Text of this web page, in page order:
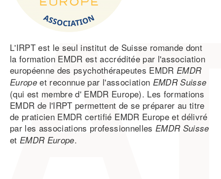
L'IRPT est le seul institut de Suisse romande dont
la formation EMDR est accréditée par l'association
européenne des psychothérapeutes EMDR EMDR
Europeet reconnue par l'association EMDR Suisse
(qui est membre d' EMDR Europe). Les formations
EMDR de l'IRPT permettent de se préparer au titre
de praticien EMDR certifié EMDR Europe et délivré
par les associations professionnelles EMDR Suisse
etEMDR Europe.